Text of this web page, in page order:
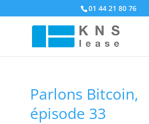
01 44 21 80 76
Parlons Bitcoin,
épisode 33